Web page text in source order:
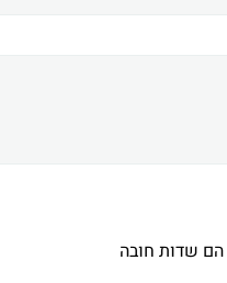
הם שדות חובה